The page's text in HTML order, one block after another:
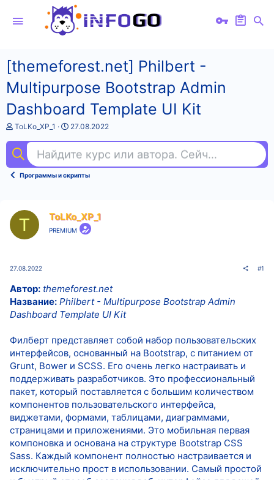
[themeforest.net] Philbert -
Multipurpose Bootstrap Admin
Dashboard Template UI Kit
А
т
о
т
ToLKo_XP_1
Д
а
н
а
а
27.08.2022
Найдите курс или автора. Сейчас ищут
Программы и скрипты
T ToLKo_XP_1
PREMIUM
27.08.2022 #1
Автор: themeforest.net
Название: Philbert - Multipurpose Bootstrap Admin
Dashboard Template UI Kit
Филберт представляет собой набор пользовательских
интерфейсов, основанный на Bootstrap, с питанием от
Grunt, Bower и SCSS. Его очень легко настраивать и
поддерживать разработчиков. Это профессиональный
пакет, который поставляется с большим количеством
компонентов пользовательского интерфейса,
виджетами, формами, таблицами, диаграммами,
страницами и приложениями. Это мобильная первая
компоновка и основана на структуре Bootstrap CSS
Sass. Каждый компонент полностью настраивается и
исключительно прост в использовании. Самый простой